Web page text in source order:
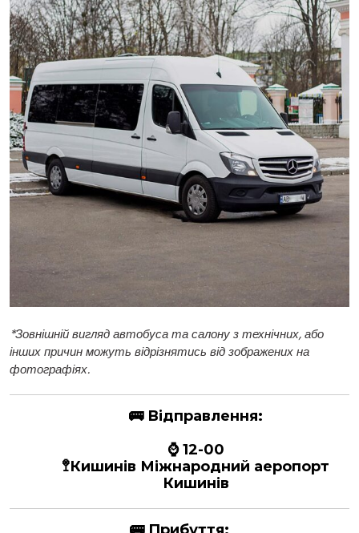
*Зовнішній вигляд автобуса та салону з технічних, або
інших причин можуть відрізнятись від зображених на
фотографіях.
🚌 Відправлення:
⌚ 12-00
🚏Кишинів Міжнародний аеропорт
Кишинів
🚌 Прибуття: